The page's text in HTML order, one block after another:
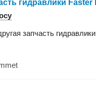
запчасть гидравлики